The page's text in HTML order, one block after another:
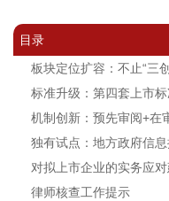
目录
板块定位扩容：不止“三
标准升级：第四套上市
机制创新：预先审阅+在
独有试点：地方政府信
对拟上市企业的实务应
律师核查工作提示